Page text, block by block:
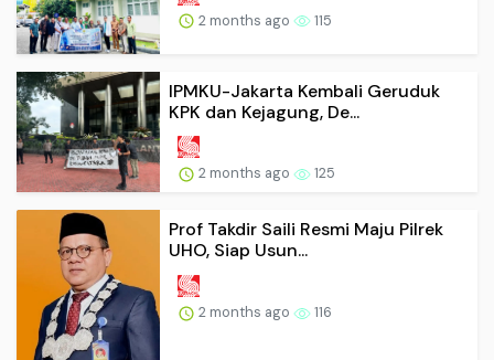
2 months ago 115
IPMKU-Jakarta Kembali Geruduk
KPK dan Kejagung, De...
2 months ago 125
Prof Takdir Saili Resmi Maju Pilrek
UHO, Siap Usun...
2 months ago 116